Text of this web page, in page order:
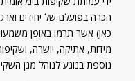
הכרה בפועלם של יחידים
כאן) אשר תרמו באופן
מידות, אתיקה, יושרה,
נוספת בנוגע לנוהל מגן